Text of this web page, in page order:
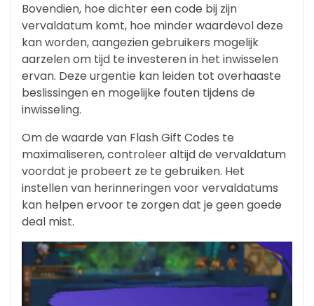
Bovendien, hoe dichter een code bij zijn
vervaldatum komt, hoe minder waardevol deze
kan worden, aangezien gebruikers mogelijk
aarzelen om tijd te investeren in het inwisselen
ervan. Deze urgentie kan leiden tot overhaaste
beslissingen en mogelijke fouten tijdens de
inwisseling.
Om de waarde van Flash Gift Codes te
maximaliseren, controleer altijd de vervaldatum
voordat je probeert ze te gebruiken. Het
instellen van herinneringen voor vervaldatums
kan helpen ervoor te zorgen dat je geen goede
deal mist.